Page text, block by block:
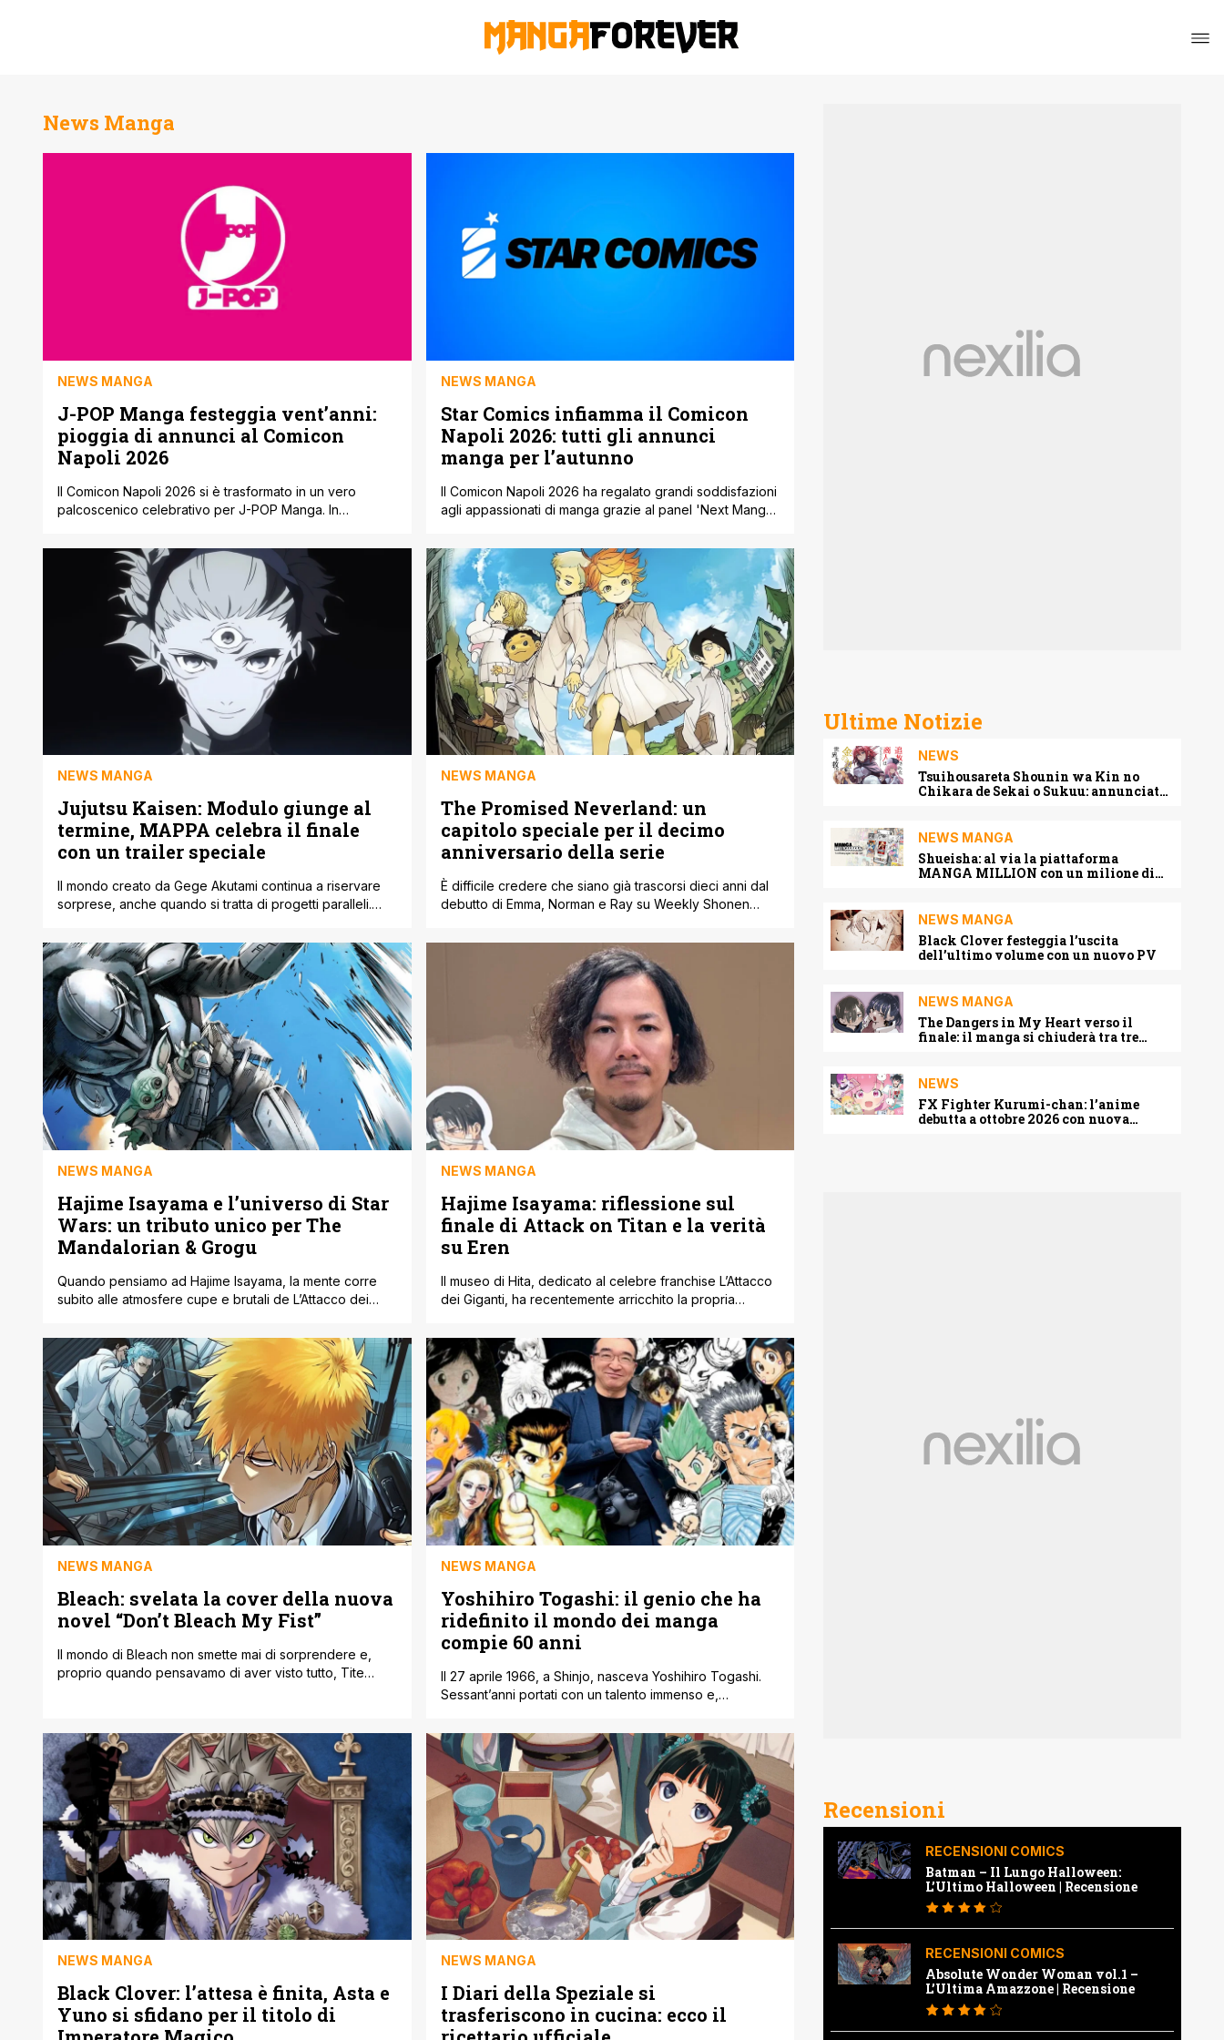
News Manga
NEWS MANGA
J-POP Manga festeggia vent’anni:
pioggia di annunci al Comicon
Napoli 2026
Il Comicon Napoli 2026 si è trasformato in un vero
palcoscenico celebrativo per J-POP Manga. In
editrice ha deciso di fare le cose in grande, svelando
una valanga di nuovi titoli che arriveranno sugli scaffali
nei prossimi mesi. Un numero che omaggia due decenni
di impegno nel portare [']
NEWS MANGA
Star Comics infiamma il Comicon
Napoli 2026: tutti gli annunci
manga per l’autunno
Il Comicon Napoli 2026 ha regalato grandi soddisfazioni
agli appassionati di manga grazie al panel 'Next Manga
lineup davvero variegata per l’autunno 2026,
mescolando classici intramontabili, hit contemporanee e
generi per ogni gusto, dal dramma sportivo al Boys’
Love. Il titolo che ha fatto più [']
NEWS MANGA
Jujutsu Kaisen: Modulo giunge al
termine, MAPPA celebra il finale
con un trailer speciale
Il mondo creato da Gege Akutami continua a riservare
sorprese, anche quando si tratta di progetti paralleli.
segna un momento davvero importante per tutti i fan
della saga. È infatti uscito in Giappone il terzo e ultimo
volume. Lo spin-off, illustrato dal talento di Yuji Iwasaki,
ha saputo [']
NEWS MANGA
The Promised Neverland: un
capitolo speciale per il decimo
anniversario della serie
È difficile credere che siano già trascorsi dieci anni dal
debutto di Emma, Norman e Ray su Weekly Shonen
ancora vivissimo tra chi ha seguito la serie,
rappresentando l'inizio di un successo mondiale che
resiste al tempo. Per onorare questo traguardo dei dieci
NEWS MANGA
Hajime Isayama e l’universo di Star
Wars: un tributo unico per The
Mandalorian & Grogu
Quando pensiamo ad Hajime Isayama, la mente corre
subito alle atmosfere cupe e brutali de L’Attacco dei
sorpreso tutti con un progetto inaspettato, una speciale
illustrazione dedicata al film The Mandalorian ' Grogu. In
vista dell’uscita della pellicola, prevista per il 22 maggio
2026, il [']
NEWS MANGA
Hajime Isayama: riflessione sul
finale di Attack on Titan e la verità
su Eren
Il museo di Hita, dedicato al celebre franchise L’Attacco
dei Giganti, ha recentemente arricchito la propria
è corredata da un commento dell'autore, Hajime
Isayama, tradotto in quattro lingue diverse. Tra queste
note, ne spicca una che sta facendo molto discutere.
Una riflessione profondamente autocritica sul finale
dell'opera [']
NEWS MANGA
Bleach: svelata la cover della nuova
novel “Don’t Bleach My Fist”
Il mondo di Bleach non smette mai di sorprendere e,
proprio quando pensavamo di aver visto tutto, Tite
stata infatti svelata la copertina di [']
NEWS MANGA
Yoshihiro Togashi: il genio che ha
ridefinito il mondo dei manga
compie 60 anni
Il 27 aprile 1966, a Shinjo, nasceva Yoshihiro Togashi.
Sessant’anni portati con un talento immenso e,
gioire e attendere i propri lettori come nessun altro. È
letteralmente impossibile parlare di lui senza citare
pietre miliari come Yu degli spettri e, ovviamente, Hunter
x Hunter. Opere che hanno [']
NEWS MANGA
Black Clover: l’attesa è finita, Asta e
Yuno si sfidano per il titolo di
NEWS MANGA
I Diari della Speziale si
trasferiscono in cucina: ecco il
Ultime Notizie
NEWS
Tsuihousareta Shounin wa Kin no
Chikara de Sekai o Sukuu: annunciato
NEWS MANGA
Shueisha: al via la piattaforma
MANGA MILLION con un milione di
NEWS MANGA
Black Clover festeggia l’uscita
dell’ultimo volume con un nuovo PV
NEWS MANGA
The Dangers in My Heart verso il
finale: il manga si chiuderà tra tre
NEWS
FX Fighter Kurumi-chan: l’anime
debutta a ottobre 2026 con nuova
Recensioni
RECENSIONI COMICS
Batman – Il Lungo Halloween:
L’Ultimo Halloween | Recensione
RECENSIONI COMICS
Absolute Wonder Woman vol.1 –
L’Ultima Amazzone | Recensione